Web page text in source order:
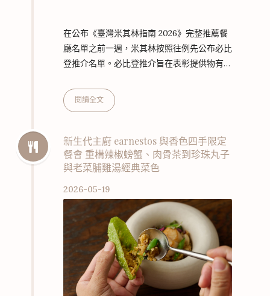
在公布《臺灣米其林指南 2026》完整推薦餐
廳名單之前一週，米其林按照往例先公布必比
登推介名單。必比登推介旨在表彰提供物有所
以用適中的價格享受到非常優質的料理。
2026 年，全臺共有 146 間餐廳獲得「必比登
臺南 30 間、高雄 21 間、新北市 18 間、新竹
縣 10 間、新竹市 7 間。 在本次名單中，共有
13 間餐廳新入選為必比登推介，新入選的餐
廳中，更有超過八成提供的是廣受喜愛的臺灣
在地美食與傳…
閱讀全文
新生代主廚 earnestos 與香色四手限定
餐會 重構辣椒螃蟹、肉骨茶到珍珠丸子
與老菜脯雞湯經典菜色
2026-05-19